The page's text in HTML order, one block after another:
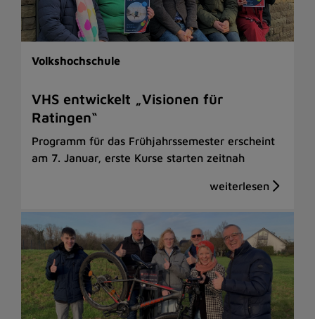
Volkshochschule
VHS entwickelt „Visionen für
Ratingen“
Programm für das Frühjahrssemester erscheint
am 7. Januar, erste Kurse starten zeitnah